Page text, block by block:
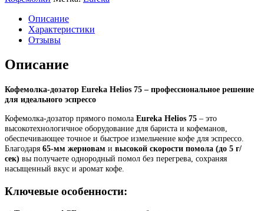
Описание
Характеристики
Отзывы
Описание
Кофемолка-дозатор Eureka Helios 75 – профессиональное решение
для идеального эспрессо
Кофемолка-дозатор прямого помола Eureka Helios 75 – это
высокотехнологичное оборудование для бариста и кофеманов,
обеспечивающее точное и быстрое измельчение кофе для эспрессо.
Благодаря 65-мм жерновам и высокой скорости помола (до 5 г/
сек) вы получаете однородный помол без перегрева, сохраняя
насыщенный вкус и аромат кофе.
Ключевые особенности: